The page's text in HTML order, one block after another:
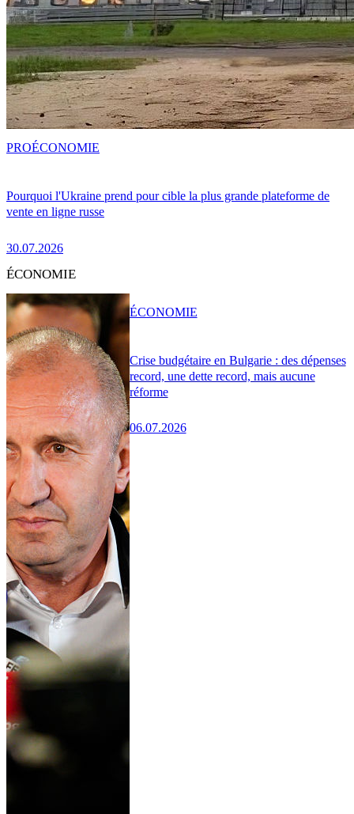
Pourquoi l'Ukraine prend pour cible la plus grande plateforme de
vente en ligne russe
30.07.2026
PROÉCONOMIE
ÉCONOMIE
Crise budgétaire en Bulgarie : des dépenses
record, une dette record, mais aucune
réforme
06.07.2026
ÉCONOMIE